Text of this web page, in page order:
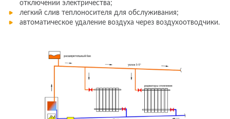
отключении электричества;
легкий слив теплоносителя для обслуживания;
автоматическое удаление воздуха через воздухоотводчики.